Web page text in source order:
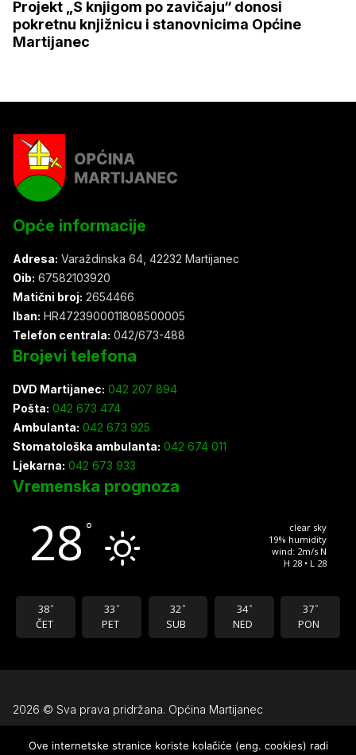
Projekt „S knjigom po zavičaju“ donosi
pokretnu knjižnicu i stanovnicima Općine
Martijanec
Opće informacije
Adresa: Varaždinska 64, 42232 Martijanec
Oib: 67582103920
Matični broj: 2654466
Iban: HR4723900011808500005
Telefon centrala: 042/673-488
Brojevi telefona
DVD Martijanec: 042 207 894
Pošta: 042 673 474
Ambulanta: 042 673 925
Stomatološka ambulanta: 042 674 011
Ljekarna: 042 673 933
Vremenska prognoza
28 °
clear sky
19% humidity
wind: 2m/s N
H 28 • L 28
38 °
ČET
33 °
PET
32 °
SUB
34 °
NED
37 °
PON
2026 © Sva prava pridržana. Općina Martijanec
Uvjeti korištenja
Ove internetske stranice koriste kolačiće (eng. cookies) radi